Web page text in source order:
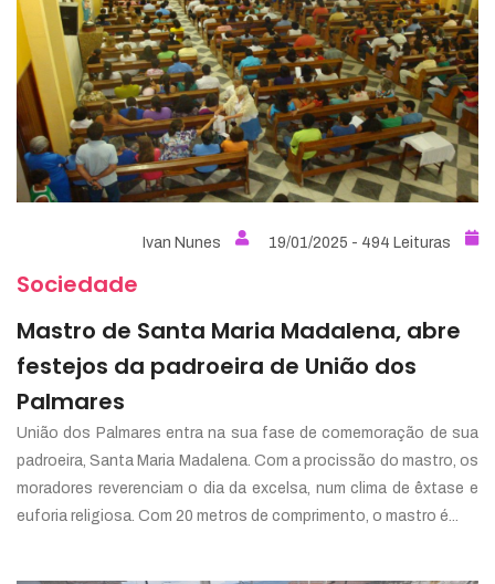
Ivan Nunes 19/01/2025 - 494 Leituras
Sociedade
Mastro de Santa Maria Madalena, abre
festejos da padroeira de União dos
Palmares
União dos Palmares entra na sua fase de comemoração de sua
padroeira, Santa Maria Madalena. Com a procissão do mastro, os
moradores reverenciam o dia da excelsa, num clima de êxtase e
euforia religiosa. Com 20 metros de comprimento, o mastro é...